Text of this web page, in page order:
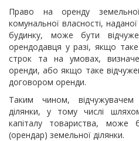
Право на оренду
комунальної власності,
будинку, може бути
орендодавця у разі, якщо
строк та на умовах,
оренди, або якщо таке
договором оренди.
Таким чином,
ділянки, у тому числі
капіталу товариства, може
(орендар) земельної ділянки.